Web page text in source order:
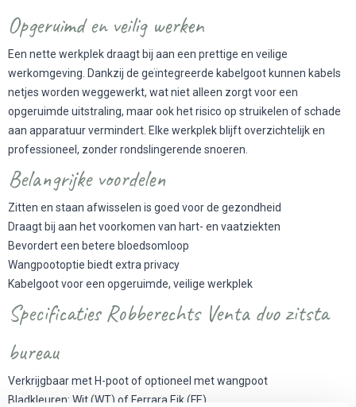
Opgeruimd en veilig werken
Een nette werkplek draagt bij aan een prettige en veilige
werkomgeving. Dankzij de geïntegreerde kabelgoot kunnen kabels
netjes worden weggewerkt, wat niet alleen zorgt voor een
opgeruimde uitstraling, maar ook het risico op struikelen of schade
aan apparatuur vermindert. Elke werkplek blijft overzichtelijk en
professioneel, zonder rondslingerende snoeren.
Belangrijke voordelen
Zitten en staan afwisselen is goed voor de gezondheid
Draagt bij aan het voorkomen van hart- en vaatziekten
Bevordert een betere bloedsomloop
Wangpootoptie biedt extra privacy
Kabelgoot voor een opgeruimde, veilige werkplek
Specificaties Robberechts Venta duo zitsta
bureau
Verkrijgbaar met H-poot of optioneel met wangpoot
Bladkleuren: Wit (WT) of Ferrara Eik (FE)